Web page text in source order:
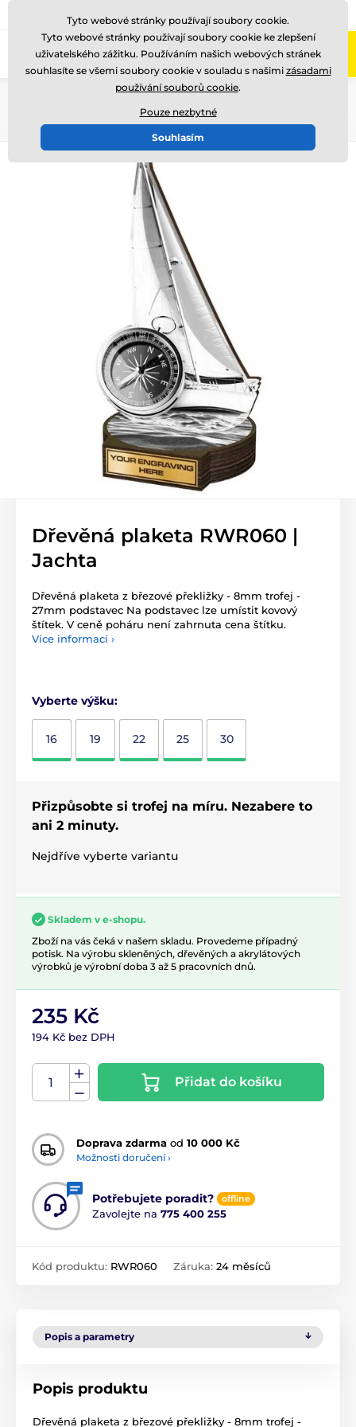
Zavolejte nám (Po-Pá 8-17)
Dřevěná plaketa RWR060 |
Jachta
Dřevěná plaketa z březové překližky - 8mm trofej -
27mm podstavec Na podstavec lze umístit kovový
štítek. V ceně poháru není zahrnuta cena štítku.
Více informací ›
Vyberte výšku:
16 19 22 25 30
Přizpůsobte si trofej na míru. Nezabere to
ani 2 minuty.
Nejdříve vyberte variantu
Skladem v e-shopu.
Zboží na vás čeká v našem skladu. Provedeme případný
potisk. Na výrobu skleněných, dřevěných a akrylátových
výrobků je výrobní doba 3 až 5 pracovních dnů.
235 Kč
194 Kč bez DPH
Přidat do košíku
Doprava zdarma od 10 000 Kč
Možnosti doručení ›
Potřebujete poradit? offline
Zavolejte na 775 400 255
Kód produktu: RWR060 Záruka: 24 měsíců
Popis a parametry
Popis produktu
Dřevěná plaketa z březové překližky - 8mm trofej -
Tyto webové stránky používají soubory cookie.
Tyto webové stránky používají soubory cookie ke zlepšení
uživatelského zážitku. Používáním našich webových stránek
souhlasíte se všemi soubory cookie v souladu s našimi zásadami
používání souborů cookie.
Pouze nezbytné
Souhlasím